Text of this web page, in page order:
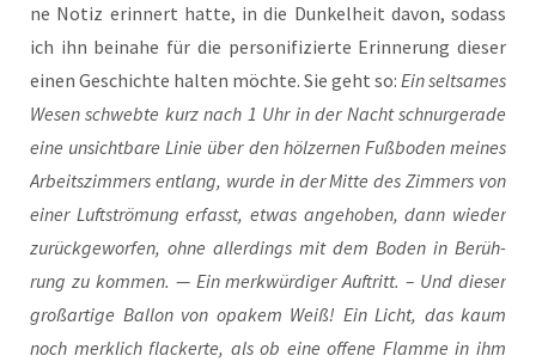
ne Notiz erin­nert hat­te, in die Dun­kel­heit davon, sodass
ich ihn bei­na­he für die per­so­ni­fi­zier­te Erin­ne­rung die­ser
einen Geschich­te hal­ten möch­te. Sie geht so: Ein selt­sa­mes
Wesen schweb­te kurz nach 1 Uhr in der Nacht schnur­ge­ra­de
eine unsicht­ba­re Linie über den höl­zer­nen Fuß­bo­den mei­nes
Arbeits­zim­mers ent­lang, wur­de in der Mit­te des Zim­mers von
einer Luft­strö­mung erfasst, etwas ange­ho­ben, dann wie­der
zurück­ge­wor­fen, ohne aller­dings mit dem Boden in Berüh­
rung zu kom­men. — Ein merk­wür­di­ger Auf­tritt. – Und die­ser
groß­ar­ti­ge Bal­lon von opa­k­em Weiß! Ein Licht, das kaum
noch merk­lich fla­cker­te, als ob eine offe­ne Flam­me in ihm